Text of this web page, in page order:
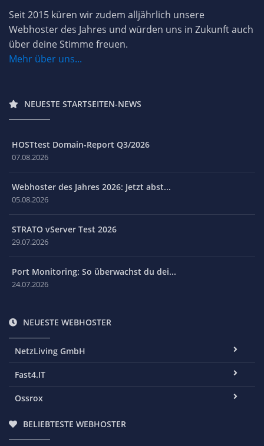
Seit 2015 küren wir zudem alljährlich unsere
Webhoster des Jahres und würden uns in Zukunft auch
über deine Stimme freuen.
Mehr über uns...
NEUESTE STARTSEITEN-NEWS
HOSTtest Domain-Report Q3/2026
07.08.2026
Webhoster des Jahres 2026: Jetzt abst...
05.08.2026
STRATO vServer Test 2026
29.07.2026
Port Monitoring: So überwachst du dei...
24.07.2026
NEUESTE WEBHOSTER
NetzLiving GmbH
Fast4.IT
Ossrox
BELIEBTESTE WEBHOSTER